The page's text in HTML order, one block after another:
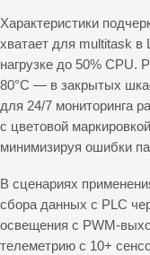
Характеристики
хватает для multitask в
нагрузке до 50% CPU.
80°C — в закрытых
для 24/7 мониторинга
с цветовой
минимизируя ошибки
В сценариях
сбора данных с PLC
освещения с PWM-
телеметрию с 10+